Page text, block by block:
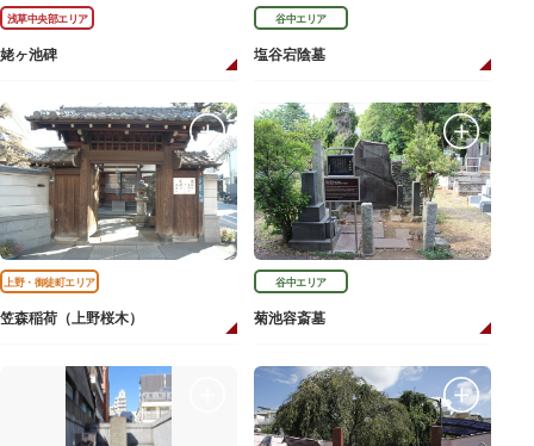
浅草中央部エリア
姥ヶ池碑
谷中エリア
塩谷宕陰墓
上野・御徒町エリア
笠森稲荷（上野桜木）
谷中エリア
菊池容斎墓